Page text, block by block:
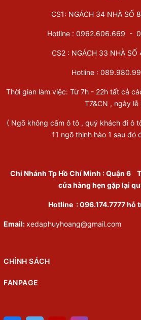
CS1: NGÁCH 34 NHÀ SỐ
Hotline : 0962.606.669 -
CS2 : NGÁCH 33 NHÀ SỐ
Hotline :
Thời gian làm việc: Từ 7h - 22h tất cả
T7&CN , ngày lễ
( Ngõ không cấm ô tô , quý khách đi ô
11 ngõ thịnh hào 1 sau đó
Chi Nhánh Tp Hồ Chí Minh :Quận 6
cửa hàng hẹn gặp lại
Hotline : 096.174.7777 hỗ
Email:xedaphuyhoang@gmail.com
CHÍNH SÁCH
FANPAGE